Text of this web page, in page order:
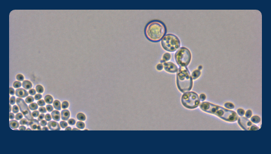
LITERATURDATENBANK MIKROBIOLOGIE
KONTAKTIEREN SIE UNS
ANAMNESE